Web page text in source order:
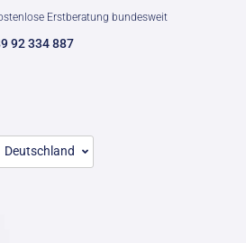
Erstberatung bundesweit
92 334 887
Deutschland